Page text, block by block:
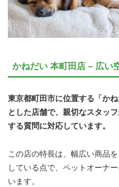
かねだい 本町田店 – 広い
東京都町田市に位置する「か
とした店舗で、親切なスタッ
する質問に対応しています。
この店の特長は、幅広い商品
している点で、ペットオーナ
います。